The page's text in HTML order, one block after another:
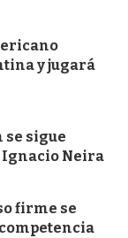
y jugará
se sigue
Ignacio Neira
firme se